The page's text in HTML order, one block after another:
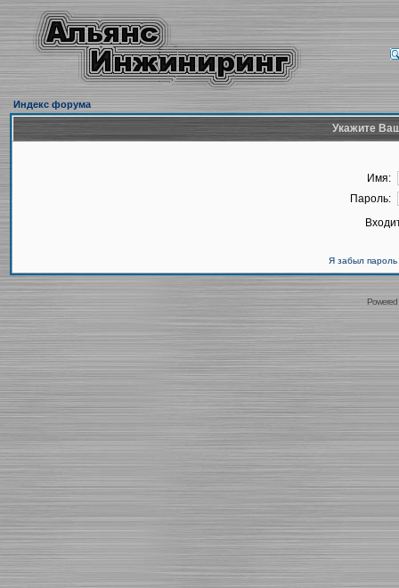
Индекс форума
Укажите
Имя:
Пароль:
Я забыл пароль